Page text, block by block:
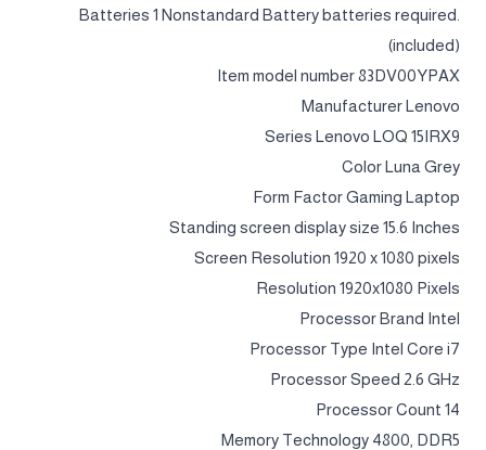
Batteries ‎1 Nonstandard Battery batteries required.
(included)
Item model number ‎83DV00YPAX
Manufacturer ‎Lenovo
Series ‎Lenovo LOQ 15IRX9
Color ‎Luna Grey
Form Factor ‎Gaming Laptop
Standing screen display size ‎15.6 Inches
Screen Resolution ‎1920 x 1080 pixels
Resolution ‎1920x1080 Pixels
Processor Brand ‎Intel
Processor Type ‎Intel Core i7
Processor Speed ‎2.6 GHz
Processor Count ‎14
Memory Technology ‎4800, DDR5